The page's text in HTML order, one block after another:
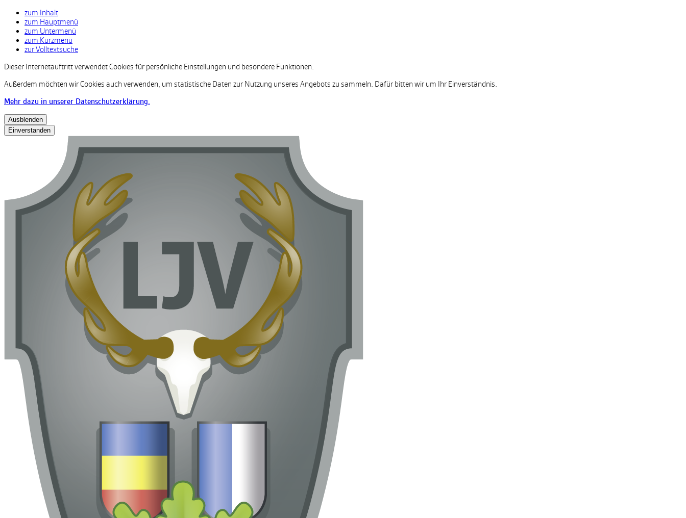
zum Inhalt
zum Hauptmenü
zum Untermenü
zum Kurzmenü
zur Volltextsuche
Dieser Internetauftritt verwendet Cookies für persönliche Einstellungen und besondere Funktionen.
Außerdem möchten wir Cookies auch verwenden, um statistische Daten zur Nutzung unseres Angebots zu sammeln. Dafür bitten wir um Ihr Einverständnis.
Mehr dazu in unserer Datenschutzerklärung.
Ausblenden
Einverstanden